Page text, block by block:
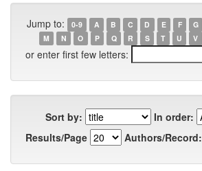
Jump to: 0-9 A B C D E F G
M
N O P Q R S T U V
or enter first few letters:
Sort by:
In order:
Results/Page
Authors/Record: